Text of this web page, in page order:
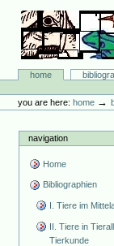
content.
navigation
Bibliographie-
Sectionshome
tools
you are here: home →
navigation
Home
Bibliographien
I. Tiere im
II. Tiere in
Tierkunde